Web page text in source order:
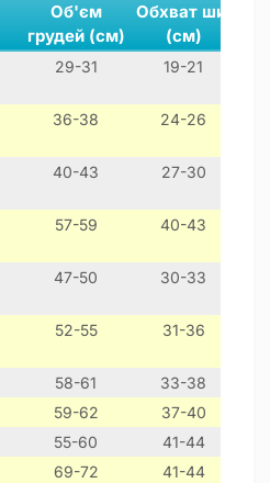
Об'єм
грудей (см)
Обхват шиї
(см)
29-31 19-21
36-38 24-26
40-43 27-30
57-59 40-43
47-50 30-33
52-55 31-36
58-61 33-38
59-62
37-40
55-60
41-44
69-72
41-44